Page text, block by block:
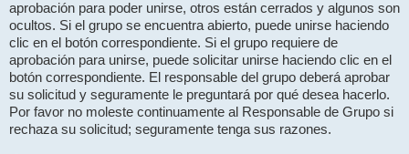
aprobación para poder unirse, otros están cerrados y algunos son
ocultos. Si el grupo se encuentra abierto, puede unirse haciendo
clic en el botón correspondiente. Si el grupo requiere de
aprobación para unirse, puede solicitar unirse haciendo clic en el
botón correspondiente. El responsable del grupo deberá aprobar
su solicitud y seguramente le preguntará por qué desea hacerlo.
Por favor no moleste continuamente al Responsable de Grupo si
rechaza su solicitud; seguramente tenga sus razones.